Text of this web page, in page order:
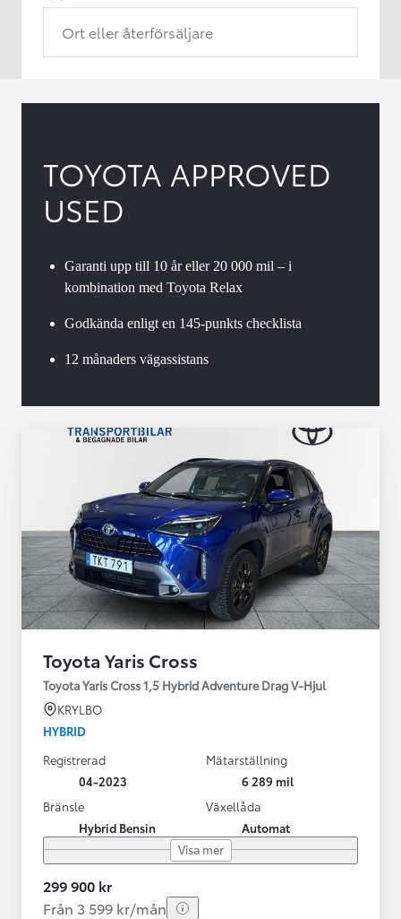
Ort eller återförsäljare
TOYOTA APPROVED
USED
Garanti upp till 10 år eller 20 000 mil – i
kombination med Toyota Relax
Godkända enligt en 145-punkts checklista
12 månaders vägassistans
Toyota Yaris Cross
Toyota Yaris Cross 1,5 Hybrid Adventure Drag V-Hjul
KRYLBO
HYBRID
Registrerad
04-2023
Mätarställning
6 289 mil
Bränsle
Hybrid Bensin
Växellåda
Automat
Visa mer
299 900 kr
Från 3 599 kr/mån